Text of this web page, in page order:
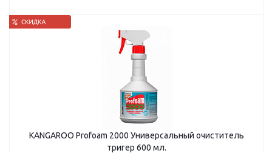
KANGAROO Profoam 2000 Универсальный очиститель
тригер 600 мл.